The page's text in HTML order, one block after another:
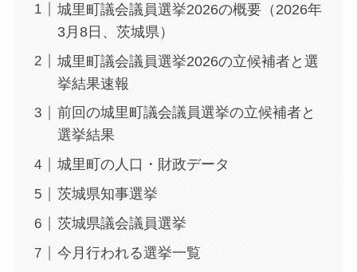
城里町議会議員選挙2026の概要（2026年
3月8日、茨城県）
城里町議会議員選挙2026の立候補者と選
挙結果速報
前回の城里町議会議員選挙の立候補者と
選挙結果
城里町の人口・財政データ
茨城県知事選挙
茨城県議会議員選挙
今月行われる選挙一覧